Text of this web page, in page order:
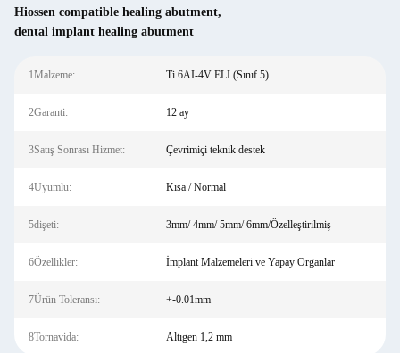
Hiossen compatible healing abutment,
dental implant healing abutment
1Malzeme: Ti 6AI-4V ELI (Sınıf 5)
2Garanti: 12 ay
3Satış Sonrası Hizmet: Çevrimiçi teknik destek
4Uyumlu: Kısa / Normal
5dişeti: 3mm/ 4mm/ 5mm/ 6mm/Özelleştirilmiş
6Özellikler: İmplant Malzemeleri ve Yapay Organlar
7Ürün Toleransı: +-0.01mm
8Tornavida: Altıgen 1,2 mm